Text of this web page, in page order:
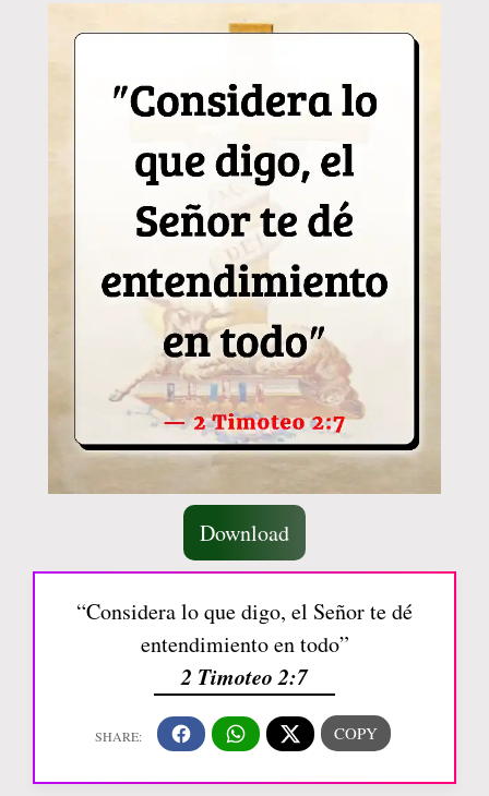
Download
“Considera lo que digo, el Señor te dé
entendimiento en todo”
2 Timoteo 2:7